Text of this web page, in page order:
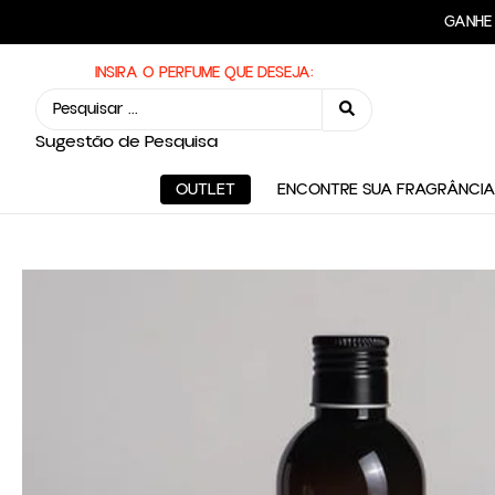
INSIRA O PERFUME QUE DESEJA:
Sugestão de Pesquisa
OUTLET ENCONTRE SUA FRAGRÂNCIA